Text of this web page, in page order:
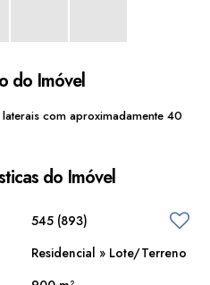
do Imóvel
com aproximadamente 40
do Imóvel
545 (893)
Residencial » Lote/Terreno